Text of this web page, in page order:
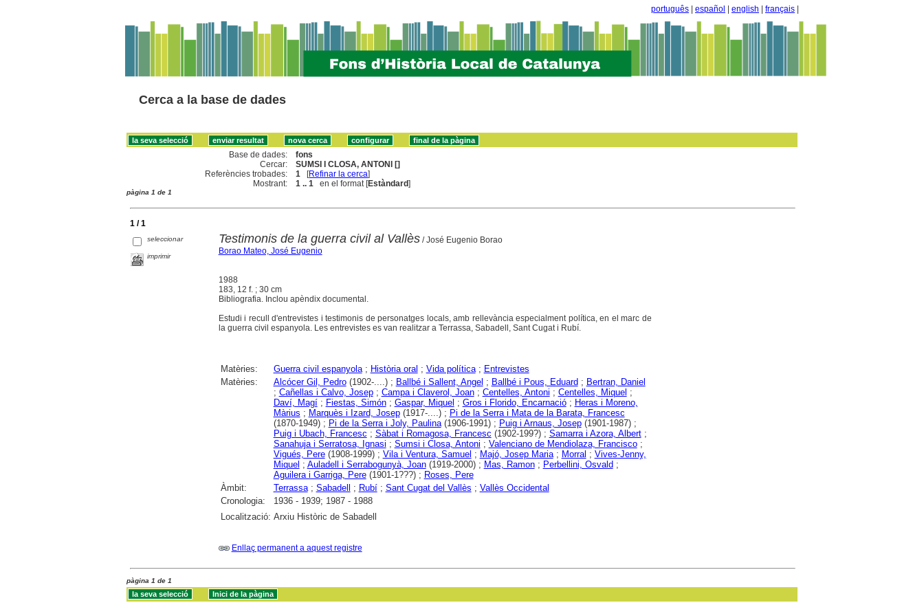
português español english français
Cerca a la base de dades
Base de dades:
fons
Cercar:
SUMSI I CLOSA, ANTONI []
Referències trobades:
1 [Refinar la cerca]
Mostrant:
1 .. 1 en el format [Estàndard]
pàgina 1 de 1
1 / 1
seleccionar
imprimir
Testimonis de la guerra civil al Vallès/ José Eugenio Borao
Borao Mateo, José Eugenio
1988
183, 12 f. ; 30 cm
Bibliografia. Inclou apèndix documental.
Estudi i recull d'entrevistes i testimonis de personatges locals, amb rellevància especialment política, en el marc de
la guerra civil espanyola. Les entrevistes es van realitzar a Terrassa, Sabadell, Sant Cugat i Rubí.
Matèries: Guerra civil espanyola; Història oral ; Vida política; Entrevistes
Matèries:
Alcócer Gil, Pedro(1902-....) ; Ballbé i Sallent, Angel ; Ballbé i Pous, Eduard ; Bertran, Daniel
; Cañellas i Calvo, Josep; Campa i Claverol, Joan; Centelles, Antoni ; Centelles, Miquel ;
Daví, Magí; Fiestas, Simón; Gaspar, Miquel ; Gros i Florido, Encarnació; Heras i Moreno,
Màrius ; Marquès i Izard, Josep(1917-....) ; Pi de la Serra i Mata de la Barata, Francesc
(1870-1949) ; Pi de la Serra i Joly, Paulina(1906-1991) ; Puig i Arnaus, Josep(1901-1987) ;
Puig i Ubach, Francesc ; Sàbat i Romagosa, Francesc (1902-199?) ; Samarra i Azora, Albert;
Sanahuja i Serratosa, Ignasi ; Sumsi i Closa, Antoni ; Valenciano de Mendiolaza, Francisco;
Vigués, Pere(1908-1999) ; Vila i Ventura, Samuel ; Majó, Josep Maria; Morral ; Vives-Jenny,
Miquel ; Auladell i Serrabogunyà, Joan(1919-2000) ; Mas, Ramon; Perbellini, Osvald ;
Aguilera i Garriga, Pere(1901-1???) ; Roses, Pere
Àmbit:
Terrassa; Sabadell ; Rubí; Sant Cugat del Vallès ; Vallès Occidental
Cronologia:
1936 - 1939; 1987 - 1988
Localització: Arxiu Històric de Sabadell
Enllaç permanent a aquest registre
pàgina 1 de 1